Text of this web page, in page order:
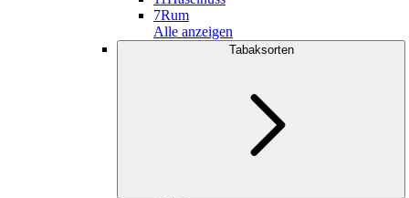
7Rum
Alle anzeigen
Tabaksorten